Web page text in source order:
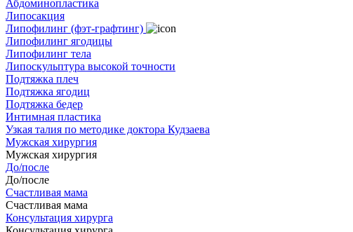
Абдоминопластика
Липосакция
Липофилинг (фэт-графтинг)
Липофилинг ягодицы
Липофилинг тела
Липоскульптура высокой точности
Подтяжка плеч
Подтяжка ягодиц
Подтяжка бедер
Интимная пластика
Узкая талия по методике доктора Кудзаева
Мужская хирургия
Мужская хирургия
До/после
До/после
Счастливая мама
Счастливая мама
Консультация хирурга